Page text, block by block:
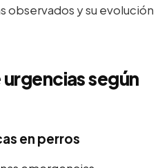
observados y su evolución
según
en perros